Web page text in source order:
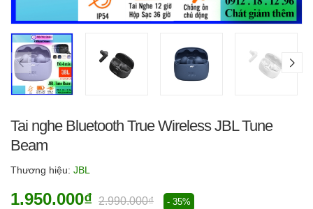
Tai nghe Bluetooth True Wireless JBL Tune
Beam
Thương hiệu: JBL
1.950.000₫ 2.990.000₫ - 35%